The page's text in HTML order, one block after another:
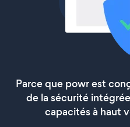
Parce que powr est
de la sécurité
capacités à haut